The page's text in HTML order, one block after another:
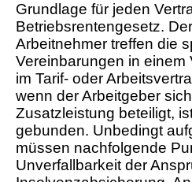
Grundlage für jeden
Betriebsrentengesetz.
Arbeitnehmer treffen die
Vereinbarungen in einem
im Tarif- oder
wenn der Arbeitgeber
Zusatzleistung beteiligt,
gebunden. Unbedingt
müssen nachfolgende
Unverfallbarkeit der